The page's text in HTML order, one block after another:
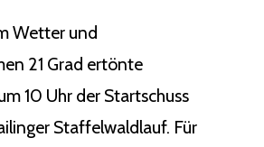
Wetter und
21 Grad ertönte
10 Uhr der Startschuss
Staffelwaldlauf. Für